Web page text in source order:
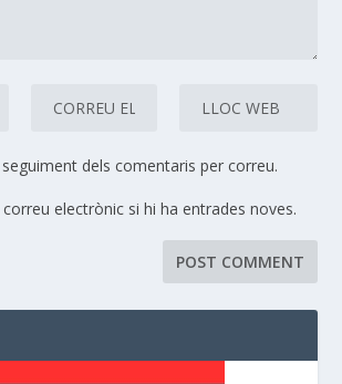
dels comentaris per correu.
electrònic si hi ha entrades noves.